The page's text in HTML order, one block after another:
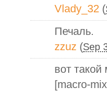
Vlady_32 (
Печаль.
zzuz (Sep
вот такой
[macro-